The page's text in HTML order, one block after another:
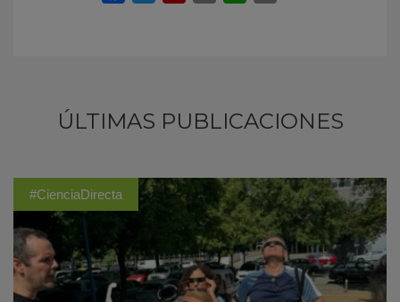
ÚLTIMAS PUBLICACIONES
#CienciaDirecta